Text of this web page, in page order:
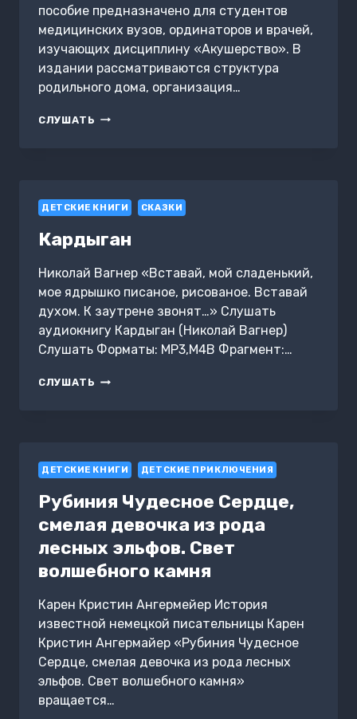
пособие предназначено для студентов
медицинских вузов, ординаторов и врачей,
изучающих дисциплину «Акушерство». В
издании рассматриваются структура
родильного дома, организация…
СЛУШАТЬ СТРУКТУРА
РАБОТЫ
СТАЦИОНАРА
ДЕТСКИЕ КНИГИ СКАЗКИ
Кардыган
Николай Вагнер «Вставай, мой сладенький,
мое ядрышко писаное, рисованое. Вставай
духом. К заутрене звонят…» Слушать
аудиокнигу Кардыган (Николай Вагнер)
Слушать Форматы: MP3,M4B Фрагмент:…
СЛУШАТЬ КАРДЫГАН
ДЕТСКИЕ КНИГИ ДЕТСКИЕ ПРИКЛЮЧЕНИЯ
Рубиния Чудесное Сердце,
смелая девочка из рода
лесных эльфов. Свет
волшебного камня
Карен Кристин Ангермейер История
известной немецкой писательницы Карен
Кристин Ангермайер «Рубиния Чудесное
Сердце, смелая девочка из рода лесных
эльфов. Свет волшебного камня»
вращается…